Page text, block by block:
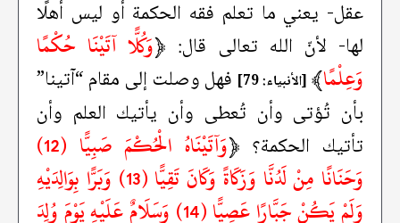
عقل- يعني ما تعلم فقه الحكمة أو ليس أهلًا
لها- لأنّ الله تعالى قال: ﴿وَكُلًّا آتَيْنَا حُكْمًا
وَعِلْمًا﴾ [الأنبياء: 79]
فهل وصلت إلى مقام “آتينا”
بأن تُؤتى وأن تُعطى وأن يأتيك العلم وأن
تأتيك الحكمة؟ ﴿
وَآتَيْنَاهُ الْحُكْمَ صَبِيًّا (12)
وَحَنَانًا مِنْ لَدُنَّا وَزَكَاةً وَكَانَ تَقِيًّا (13) وَبَرًّا بِوَالِدَيْهِ
وَلَمْ يَكُنْ جَبَّارًا عَصِيًّا (14) وَسَلَامٌ عَلَيْهِ يَوْمَ وُلِدَ